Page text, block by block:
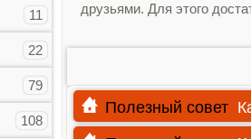
друзьями. Для этого
Полезный совет
11
22
79
108